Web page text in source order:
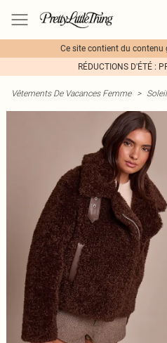
Ce site contient du contenu
RÉDUCTIONS D'ÉTÉ :
Vêtements De Vacances Femme >